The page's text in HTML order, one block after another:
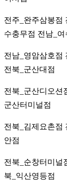
전주_완주삼봉점
수충무점 전남_여
전남_영암삼호점
전북_군산대점
전북_군산디오션
군산터미널점
전북_김제요촌점
안점
전북_순창터미널
북_익산영등점